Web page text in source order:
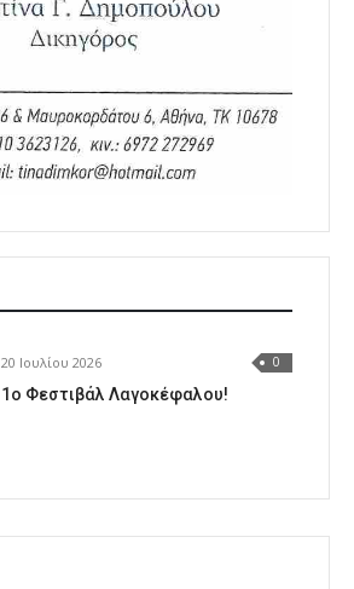
20 Ιουλίου 2026 0
1o Φεστιβάλ Λαγοκέφαλου!